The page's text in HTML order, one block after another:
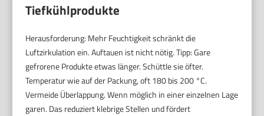
Tiefkühlprodukte
Herausforderung: Mehr Feuchtigkeit schränkt die
Luftzirkulation ein. Auftauen ist nicht nötig. Tipp: Gare
gefrorene Produkte etwas länger. Schüttle sie öfter.
Temperatur wie auf der Packung, oft 180 bis 200 °C.
Vermeide Überlappung. Wenn möglich in einer einzelnen Lage
garen. Das reduziert klebrige Stellen und fördert